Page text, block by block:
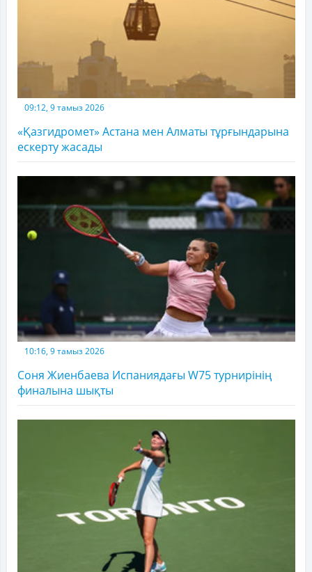
09:12, 9 тамыз 2026
«Қазгидромет» Астана мен Алматы тұрғындарына
ескерту жасады
10:16, 9 тамыз 2026
Соня Жиенбаева Испаниядағы W75 турнирінің
финалына шықты